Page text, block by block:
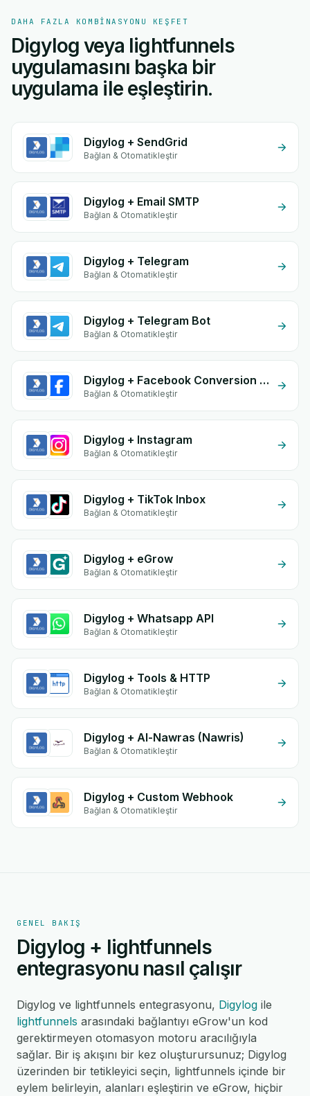
DAHA FAZLA KOMBINASYONU KEŞFET
Digylog veya lightfunnels
uygulamasını başka bir
uygulama ile eşleştirin.
Digylog + SendGrid
Bağlan & Otomatikleştir
Digylog + Email SMTP
Bağlan & Otomatikleştir
Digylog + Telegram
Bağlan & Otomatikleştir
Digylog + Telegram Bot
Bağlan & Otomatikleştir
Digylog + Facebook Conversion API (CAPI)
Bağlan & Otomatikleştir
Digylog + Instagram
Bağlan & Otomatikleştir
Digylog + TikTok Inbox
Bağlan & Otomatikleştir
Digylog + eGrow
Bağlan & Otomatikleştir
Digylog + Whatsapp API
Bağlan & Otomatikleştir
Digylog + Tools & HTTP
Bağlan & Otomatikleştir
Digylog + Al-Nawras (Nawris)
Bağlan & Otomatikleştir
Digylog + Custom Webhook
Bağlan & Otomatikleştir
GENEL BAKIŞ
Digylog + lightfunnels
entegrasyonu nasıl çalışır
Digylog ve lightfunnels entegrasyonu, Digylog ile
lightfunnels arasındaki bağlantıyı eGrow'un kod
gerektirmeyen otomasyon motoru aracılığıyla
sağlar. Bir iş akışını bir kez oluşturursunuz; Digylog
üzerinden bir tetikleyici seçin, lightfunnels içinde bir
eylem belirleyin, alanları eşleştirin ve eGrow, hiçbir